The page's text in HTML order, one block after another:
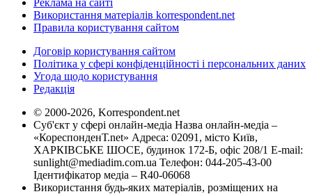
Використання матеріалів korrespondent.net
Правила користування сайтом
Договір користування сайтом
Політика у сфері конфіденційності і персональних даних
Угода щодо користування
Редакція
© 2000-2026, Korrespondent.net
Суб'єкт у сфері онлайн-медіа Назва онлайн-медіа –
«КореспонденТ.net» Адреса: 02091, місто Київ,
ХАРКІВСЬКЕ ШОСЕ, будинок 172-Б, офіс 208/1 E-mail:
sunlight@mediadim.com.ua Телефон: 044-205-43-00
Ідентифікатор медіа – R40-06068
Використання будь-яких матеріалів, розміщених на